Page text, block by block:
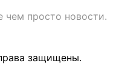
чем просто новости.
защищены.